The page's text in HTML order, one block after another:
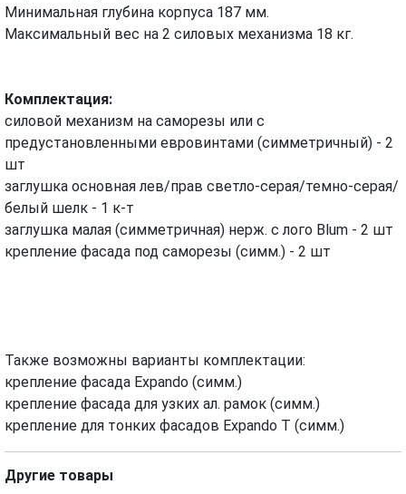
Минимальная глубина корпуса 187 мм.
Максимальный вес на 2 силовых механизма 18 кг.
Комплектация:
силовой механизм на саморезы или с
предустановленными евровинтами (симметричный) - 2
шт
заглушка основная лев/прав светло-серая/темно-серая/
белый шелк - 1 к-т
заглушка малая (симметричная) нерж. с лого Blum - 2 шт
крепление фасада под саморезы (симм.) - 2 шт
Также возможны варианты комплектации:
крепление фасада Expando (симм.)
крепление фасада для узких ал. рамок (симм.)
крепление для тонких фасадов Expando T (симм.)
Другие товары